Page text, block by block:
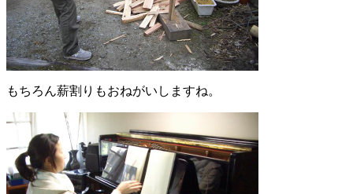
もちろん薪割りもおねがいしますね。